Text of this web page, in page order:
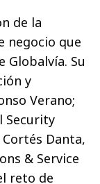
de la
negocio que
Globalvía. Su
y
Verano;
Security
Danta,
& Service
reto de